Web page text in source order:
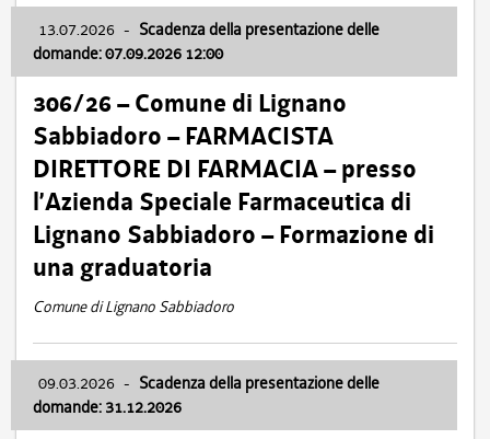
13.07.2026 - Scadenza della presentazione delle
domande: 07.09.2026 12:00
306/26 – Comune di Lignano
Sabbiadoro – FARMACISTA
DIRETTORE DI FARMACIA – presso
l’Azienda Speciale Farmaceutica di
Lignano Sabbiadoro – Formazione di
una graduatoria
Comune di Lignano Sabbiadoro
09.03.2026 - Scadenza della presentazione delle
domande: 31.12.2026